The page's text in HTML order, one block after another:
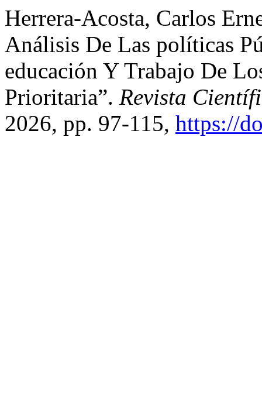
Herrera-Acosta, Carlos
Análisis De Las políticas
educación Y Trabajo De
Prioritaria”. Revista
2026, pp. 97-115, https://